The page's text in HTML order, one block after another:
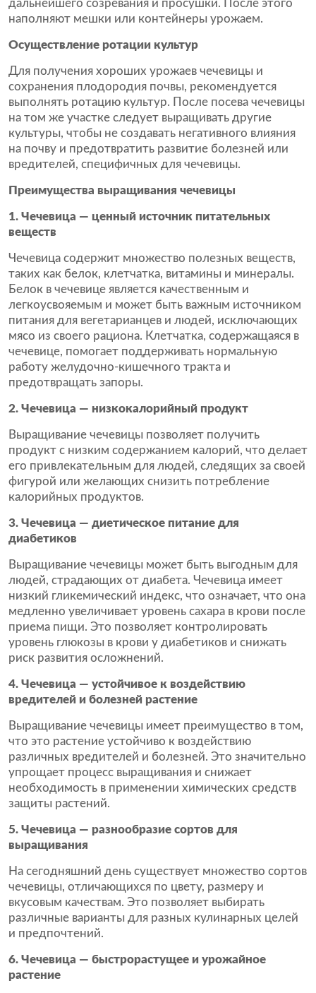
дальнейшего созревания и просушки. После этого
наполняют мешки или контейнеры урожаем.
Осуществление ротации культур
Для получения хороших урожаев чечевицы и
сохранения плодородия почвы, рекомендуется
выполнять ротацию культур. После посева чечевицы
на том же участке следует выращивать другие
культуры, чтобы не создавать негативного влияния
на почву и предотвратить развитие болезней или
вредителей, специфичных для чечевицы.
Преимущества выращивания чечевицы
1. Чечевица — ценный источник питательных
веществ
Чечевица содержит множество полезных веществ,
таких как белок, клетчатка, витамины и минералы.
Белок в чечевице является качественным и
легкоусвояемым и может быть важным источником
питания для вегетарианцев и людей, исключающих
мясо из своего рациона. Клетчатка, содержащаяся в
чечевице, помогает поддерживать нормальную
работу желудочно-кишечного тракта и
предотвращать запоры.
2. Чечевица — низкокалорийный продукт
Выращивание чечевицы позволяет получить
продукт с низким содержанием калорий, что делает
его привлекательным для людей, следящих за своей
фигурой или желающих снизить потребление
калорийных продуктов.
3. Чечевица — диетическое питание для
диабетиков
Выращивание чечевицы может быть выгодным для
людей, страдающих от диабета. Чечевица имеет
низкий гликемический индекс, что означает, что она
медленно увеличивает уровень сахара в крови после
приема пищи. Это позволяет контролировать
уровень глюкозы в крови у диабетиков и снижать
риск развития осложнений.
4. Чечевица — устойчивое к воздействию
вредителей и болезней растение
Выращивание чечевицы имеет преимущество в том,
что это растение устойчиво к воздействию
различных вредителей и болезней. Это значительно
упрощает процесс выращивания и снижает
необходимость в применении химических средств
защиты растений.
5. Чечевица — разнообразие сортов для
выращивания
На сегодняшний день существует множество сортов
чечевицы, отличающихся по цвету, размеру и
вкусовым качествам. Это позволяет выбирать
различные варианты для разных кулинарных целей
и предпочтений.
6. Чечевица — быстрорастущее и урожайное
растение